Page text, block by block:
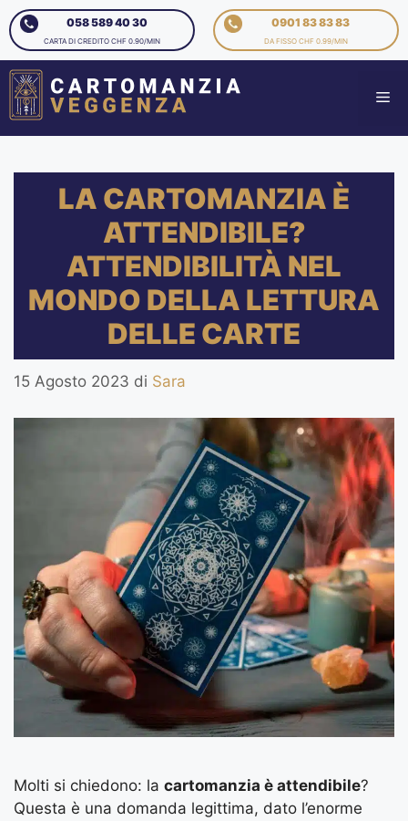
058 589 40 30
CARTA DI CREDITO CHF 0.90/MIN
0901 83 83 83
DA FISSO CHF 0.99/MIN
LA CARTOMANZIA È
ATTENDIBILE?
ATTENDIBILITÀ NEL
MONDO DELLA LETTURA
DELLE CARTE
15 Agosto 2023 di Sara
Molti si chiedono: la cartomanzia è attendibile?
Questa è una domanda legittima, dato l’enorme